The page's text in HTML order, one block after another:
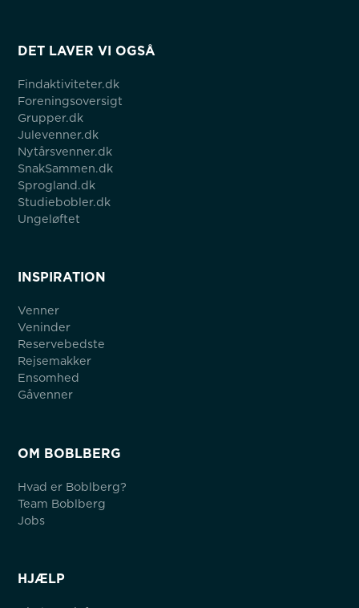
DET LAVER VI OGSÅ
Findaktiviteter.dk
Foreningsoversigt
Grupper.dk
Julevenner.dk
Nytårsvenner.dk
SnakSammen.dk
Sprogland.dk
Studiebobler.dk
Ungeløftet
INSPIRATION
Venner
Veninder
Reservebedste
Rejsemakker
Ensomhed
Gåvenner
OM BOBLBERG
Hvad er Boblberg?
Team Boblberg
Jobs
HJÆLP